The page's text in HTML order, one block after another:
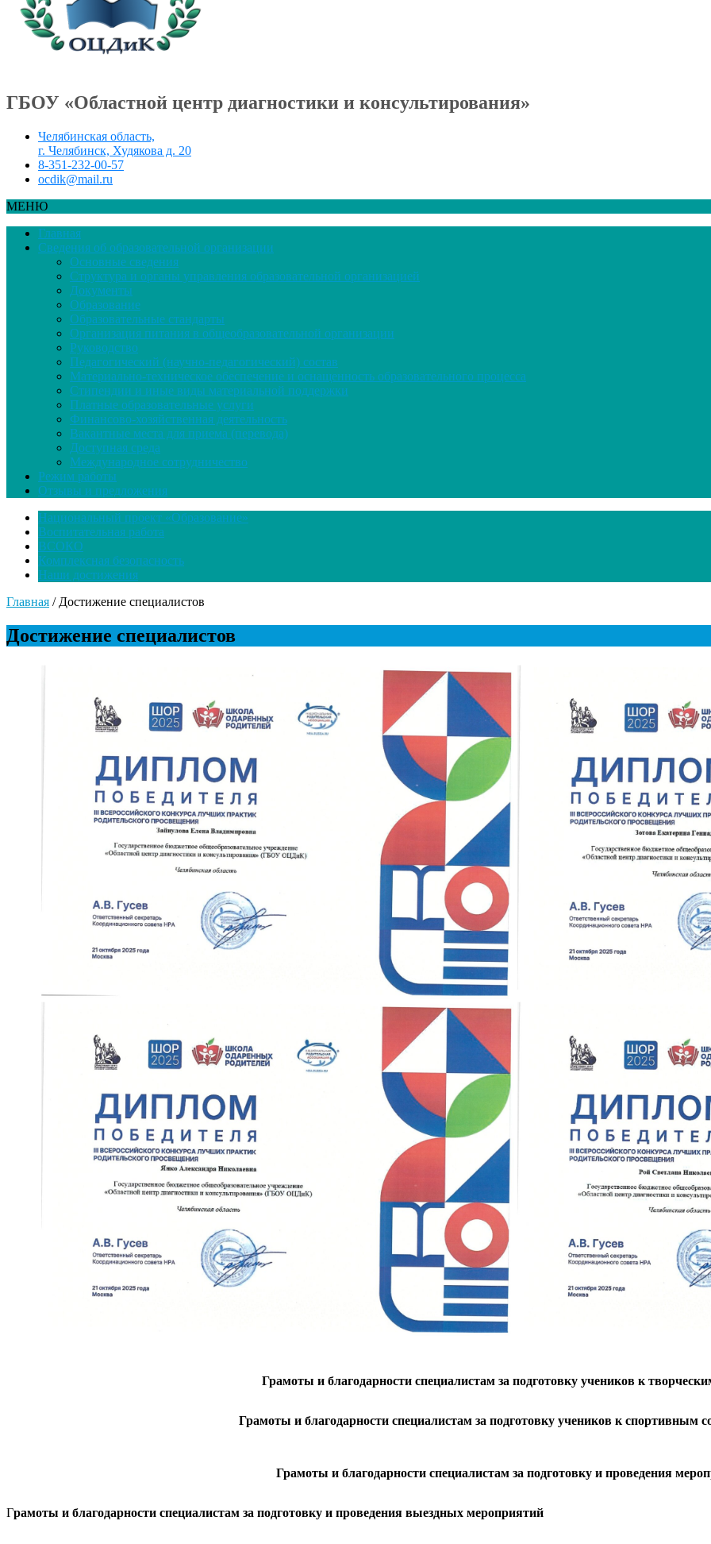
ГБОУ «Областной центр диагностики и консультирования»
Челябинская область,
г. Челябинск, Худякова д. 20
8-351-232-00-57
ocdik@mail.ru
МЕНЮ
Главная
Сведения об образовательной организации
Основные сведения
Структура и органы управления образовательной организацией
Документы
Образование
Образовательные стандарты
Организация питания в общеобразовательной организации
Руководство
Педагогический (научно-педагогический) состав
Материально-техническое обеспечение и оснащенность образовательного процесса
Стипендии и иные виды материальной поддержки
Платные образовательные услуги
Финансово-хозяйственная деятельность
Вакантные места для приема (перевода)
Доступная среда
Международное сотрудничество
Режим работы
Отзывы и предложения
Национальный проект «Образование»
Воспитательная работа
ВСОКО
Комплексная безопасность
Наши достижения
Главная / Достижение специалистов
Достижение специалистов
Грамоты и благодарности специалистам за подготовку учеников к
Грамоты и благодарности специалистам за подготовку учеников к спортивным
Грамоты и благодарности специалистам за подготовку и проведения
Грамоты и благодарности специалистам за подготовку и проведения выездных мероприятий